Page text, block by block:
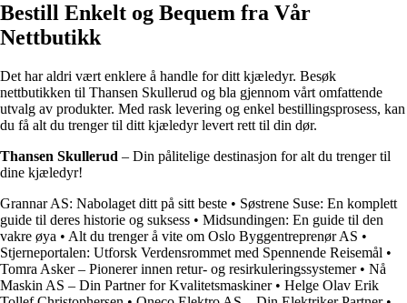
Bestill Enkelt og Bequem fra Vår
Nettbutikk
Det har aldri vært enklere å handle for ditt kjæledyr. Besøk
nettbutikken til Thansen Skullerud og bla gjennom vårt omfattende
utvalg av produkter. Med rask levering og enkel bestillingsprosess, kan
du få alt du trenger til ditt kjæledyr levert rett til din dør.
Thansen Skullerud – Din pålitelige destinasjon for alt du trenger til
dine kjæledyr!
Grannar AS: Nabolaget ditt på sitt beste • Søstrene Suse: En komplett
guide til deres historie og suksess • Midsundingen: En guide til den
vakre øya • Alt du trenger å vite om Oslo Byggentreprenør AS •
Stjerneportalen: Utforsk Verdensrommet med Spennende Reisemål •
Tomra Asker – Pionerer innen retur- og resirkuleringssystemer• Nå
Maskin AS – Din Partner for Kvalitetsmaskiner• Helge Olav Erik